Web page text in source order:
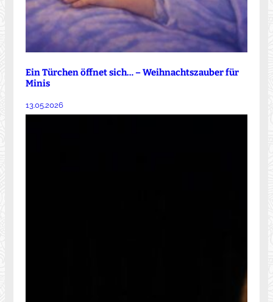
Ein Türchen öffnet sich… – Weihnachtszauber für
Minis
13.05.2026